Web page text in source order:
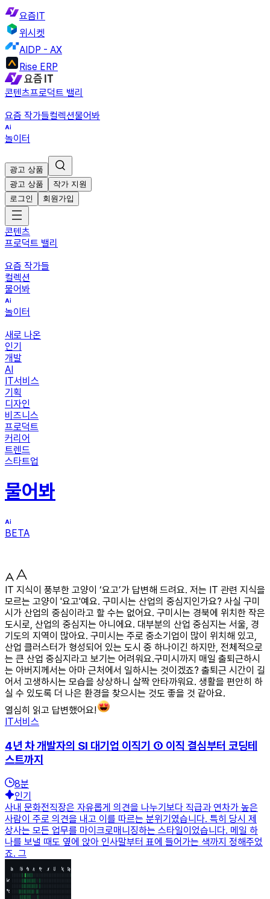
요즘IT
위시켓
AIDP - AX
Rise ERP
콘텐츠프로덕트 밸리
요즘 작가들컬렉션물어봐
놀이터
광고 상품
광고 상품
작가 지원
로그인
회원가입
콘텐츠
프로덕트 밸리
요즘 작가들
컬렉션
물어봐
놀이터
새로 나온
인기
개발
AI
IT서비스
기획
디자인
비즈니스
프로덕트
커리어
트렌드
스타트업
물어봐
BETA
IT 지식이 풍부한 고양이 ‘요고’가 답변해 드려요. 저는 IT 관련 지식을
모르는 고양이 '요고'예요. 구미시는 산업의 중심지인가요? 사실 구미
시가 산업의 중심이라고 할 수는 없어요. 구미시는 경북에 위치한 작은
도시로, 산업의 중심지는 아니에요. 대부분의 산업 중심지는 서울, 경
기도의 지역이 많아요. 구미시는 주로 중소기업이 많이 위치해 있고,
산업 클러스터가 형성되어 있는 도시 중 하나이긴 하지만, 전체적으로
는 큰 산업 중심지라고 보기는 어려워요.구미시까지 매일 출퇴근하시
는 아버지께서는 아마 근처에서 일하시는 것이겠죠? 출퇴근 시간이 길
어서 고생하시는 모습을 상상하니 살짝 안타까워요. 생활을 편안히 하
실 수 있도록 더 나은 환경을 찾으시는 것도 좋을 것 같아요.
열심히 읽고 답변했어요!
IT서비스
4년 차 개발자의 SI 대기업 이직기 ① 이직 결심부터 코딩테
스트까지
8분
인기
사내 문화전직장은 자유롭게 의견을 나누기보다 직급과 연차가 높은
사람이 주로 의견을 내고 이를 따르는 분위기였습니다. 특히 당시 제
상사는 모든 업무를 마이크로매니징하는 스타일이었습니다. 메일 하
나를 보낼 때도 옆에 앉아 인사말부터 표에 들어가는 색까지 정해주었
죠. 그